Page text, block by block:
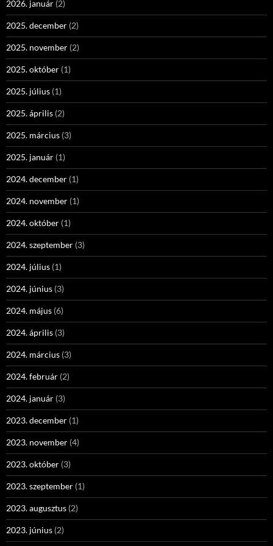
2026. január (2)
2025. december (2)
2025. november (2)
2025. október (1)
2025. július (1)
2025. április (2)
2025. március (3)
2025. január (1)
2024. december (1)
2024. november (1)
2024. október (1)
2024. szeptember (3)
2024. július (1)
2024. június (3)
2024. május (6)
2024. április (3)
2024. március (3)
2024. február (2)
2024. január (3)
2023. december (1)
2023. november (4)
2023. október (3)
2023. szeptember (1)
2023. augusztus (2)
2023. június (2)